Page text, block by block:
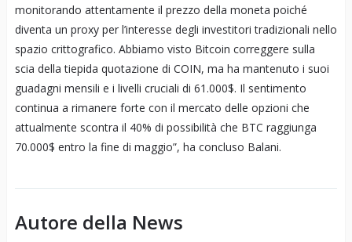
monitorando attentamente il prezzo della moneta poiché
diventa un proxy per l’interesse degli investitori tradizionali nello
spazio crittografico. Abbiamo visto Bitcoin correggere sulla
scia della tiepida quotazione di COIN, ma ha mantenuto i suoi
guadagni mensili e i livelli cruciali di 61.000$. Il sentimento
continua a rimanere forte con il mercato delle opzioni che
attualmente scontra il 40% di possibilità che BTC raggiunga
70.000$ entro la fine di maggio”, ha concluso Balani.
Autore della News